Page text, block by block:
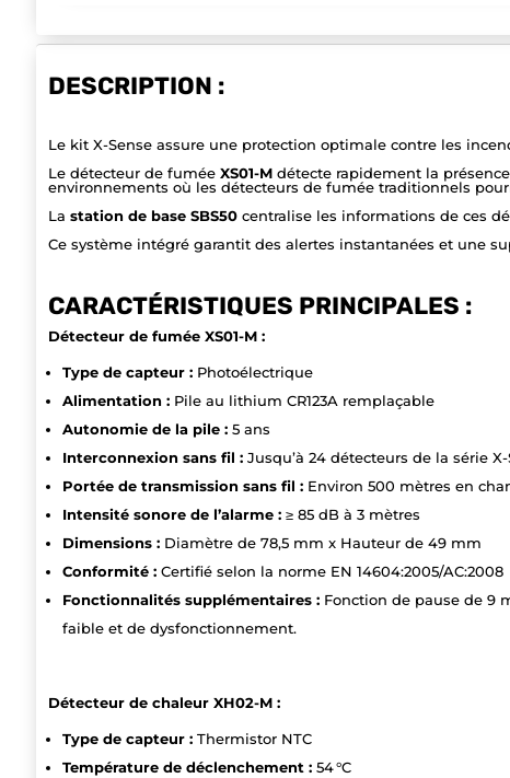
DESCRIPTION :
Le kit X-Sense assure une protection optimale contre les
Le détecteur de fumée XS01-M détecte rapidement la
environnements où les détecteurs de fumée traditionnels
La station de base SBS50 centralise les informations de ces
Ce système intégré garantit des alertes instantanées et une
CARACTÉRISTIQUES PRINCIPALES :
Détecteur de fumée XS01-M :
Type de capteur : Photoélectrique
Alimentation : Pile au lithium CR123A remplaçable
Autonomie de la pile : 5 ans
Interconnexion sans fil : Jusqu’à 24 détecteurs de la série X-
Portée de transmission sans fil : Environ 500 mètres en
Intensité sonore de l’alarme : ≥ 85 dB à 3 mètres
Dimensions : Diamètre de 78,5 mm x Hauteur de 49 mm
Conformité : Certifié selon la norme EN 14604:2005/AC:2008
Fonctionnalités supplémentaires : Fonction de pause de 9
faible et de dysfonctionnement.
Détecteur de chaleur XH02-M :
Type de capteur : Thermistor NTC
Température de déclenchement : 54 °C